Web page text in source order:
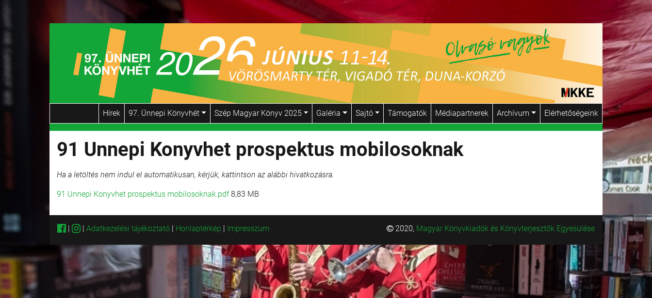
Hírek 97. Ünnepi Könyvhét Szép Magyar Könyv 2025 Galéria Sajtó Támogatók Médiapartnerek Archívum Elérhetőségeink
91 Unnepi Konyvhet prospektus mobilosoknak
Ha a letöltés nem indul el automatikusan, kérjük, kattintson az alábbi hivatkozásra.
91 Unnepi Konyvhet prospektus mobilosoknak.pdf8,83 MB
| | Adatkezelési tájékoztató | Honlaptérkép | Impresszum 2020, Magyar Könyvkiadók és Könyvterjesztők Egyesülése